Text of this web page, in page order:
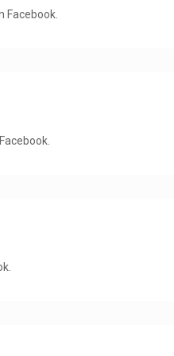
Facebook.